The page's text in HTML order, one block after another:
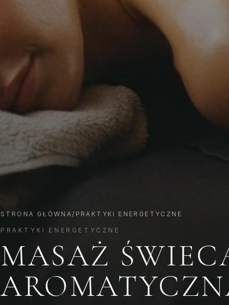
STRONA GŁÓWNA/ PRAKTYKI ENERGETYCZNE
PRAKTYKI ENERGETYCZNE
MASAŻ